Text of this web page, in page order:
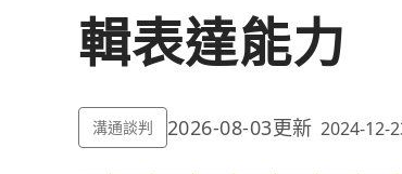
輯表達能力
溝通談判 2026-08-03更新 2024-12-